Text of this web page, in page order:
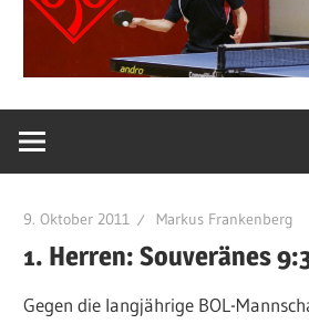
9. Oktober 2011 Markus Frankenberg
1. Herren: Souveränes
Gegen die langjährige BOL-